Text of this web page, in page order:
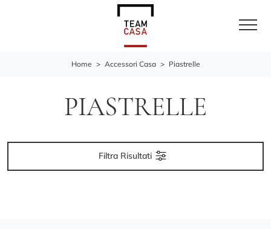
Home > Accessori Casa > Piastrelle
PIASTRELLE
Filtra Risultati